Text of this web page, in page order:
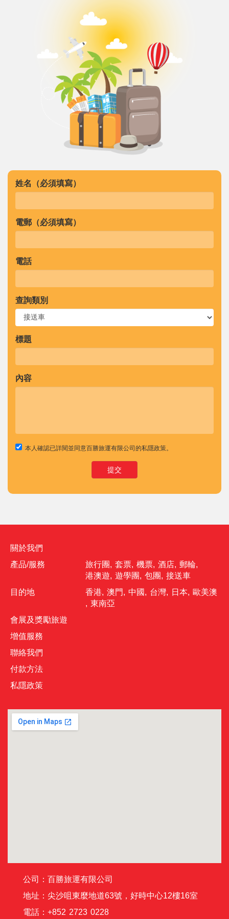
姓名（必須填寫）
電郵（必須填寫）
電話
查詢類別
標題
內容
本人確認已詳閱並同意百勝旅運有限公司的私隱政策。
提交
關於我們
產品/服務
旅行團, 套票, 機票, 酒店, 郵輪,
港澳遊, 遊學團, 包團, 接送車
目的地
香港, 澳門, 中國 , 台灣, 日本, 歐美澳
, 東南亞
會展及獎勵旅遊
增值服務
聯絡我們
付款方法
私隱政策
公司：百勝旅運有限公司
地址：尖沙咀東麼地道63號，好時中心12樓16室
電話：+852 2723 0228